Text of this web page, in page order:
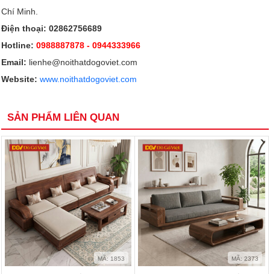
Chí Minh.
Điện thoại: 02862756689
Hotline:0988887878 - 0944333966
Email: lienhe@noithatdogoviet.com
Website: www.noithatdogoviet.com
SẢN PHẨM LIÊN QUAN
MÃ: 1853 MÃ: 2373